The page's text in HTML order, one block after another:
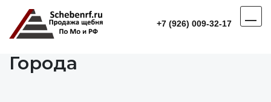
+7 (926) 009-32-17
Города